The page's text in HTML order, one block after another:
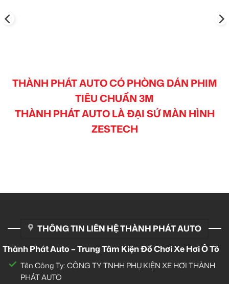
THÀNH PHÁT AUTO CÓ PHÒNG DÁN PHIM
TIÊU CHUẨN 3M
THÀNH PHÁT AUTO LÀ ĐẠI SỨ MÀN HÌNH
ZESTECH
THÔNG TIN LIÊN HỆ THÀNH PHÁT AUTO
Thành Phát Auto – Trung Tâm Kiện Đồ Chơi Xe Hơi Ô Tô
Tên Công Ty: CÔNG TY TNHH PHỤ KIỆN XE HƠI THÀNH
PHÁT AUTO